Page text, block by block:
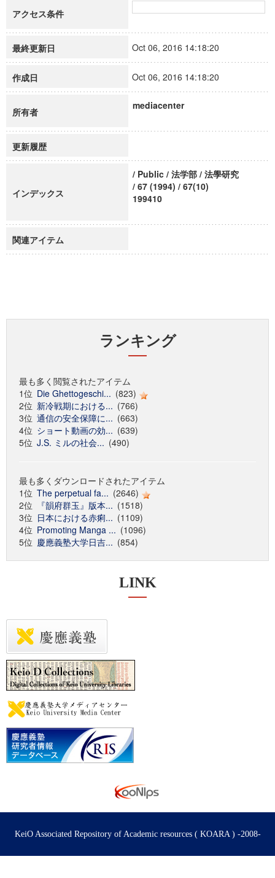
アクセス条件
最終更新日 Oct 06, 2016 14:18:20
作成日 Oct 06, 2016 14:18:20
所有者
mediacenter
更新履歴
インデックス
/ Public / 法学部 / 法學研究
/ 67 (1994) / 67(10)
199410
関連アイテム
ランキング
最も多く閲覧されたアイテム
1位 Die Ghettogeschi... (823)
2位 新冷戦期における... (766)
3位 通信の安全保障に... (663)
4位 ショート動画の効... (639)
5位 J.S. ミルの社会... (490)
最も多くダウンロードされたアイテム
1位 The perpetual fa... (2646)
2位
『韻府群玉』版本... (1518)
3位 日本における赤痢... (1109)
4位 Promoting Manga ... (1096)
5位 慶應義塾大学日吉... (854)
LINK
KeiO Associated Repository of Academic resources ( KOARA ) -2008-